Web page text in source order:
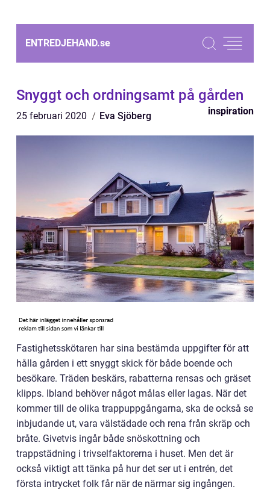
ENTREDJEHAND.se
Snyggt och ordningsamt på gården
25 februari 2020 Eva Sjöberg inspiration
Fastighetsskötaren har sina bestämda uppgifter för att
hålla gården i ett snyggt skick för både boende och
besökare. Träden beskärs, rabatterna rensas och gräset
klipps. Ibland behöver något målas eller lagas. När det
kommer till de olika trappuppgångarna, ska de också se
inbjudande ut, vara välstädade och rena från skräp och
bråte. Givetvis ingår både snöskottning och
trappstädning i trivselfaktorerna i huset. Men det är
också viktigt att tänka på hur det ser ut i entrén, det
första intrycket folk får när de närmar sig ingången.